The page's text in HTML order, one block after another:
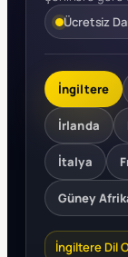
Ücretsiz
İngiltere
İrlanda
İtalya
Güney
İngiltere Dil